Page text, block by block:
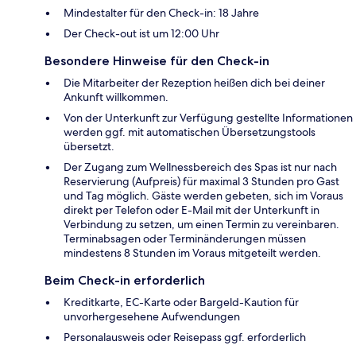
Mindestalter für den Check-in: 18 Jahre
Der Check-out ist um 12:00 Uhr
Besondere Hinweise für den Check-in
Die Mitarbeiter der Rezeption heißen dich bei deiner
Ankunft willkommen.
Von der Unterkunft zur Verfügung gestellte Informationen
werden ggf. mit automatischen Übersetzungstools
übersetzt.
Der Zugang zum Wellnessbereich des Spas ist nur nach
Reservierung (Aufpreis) für maximal 3 Stunden pro Gast
und Tag möglich. Gäste werden gebeten, sich im Voraus
direkt per Telefon oder E-Mail mit der Unterkunft in
Verbindung zu setzen, um einen Termin zu vereinbaren.
Terminabsagen oder Terminänderungen müssen
mindestens 8 Stunden im Voraus mitgeteilt werden.
Beim Check-in erforderlich
Kreditkarte, EC-Karte oder Bargeld-Kaution für
unvorhergesehene Aufwendungen
Personalausweis oder Reisepass ggf. erforderlich